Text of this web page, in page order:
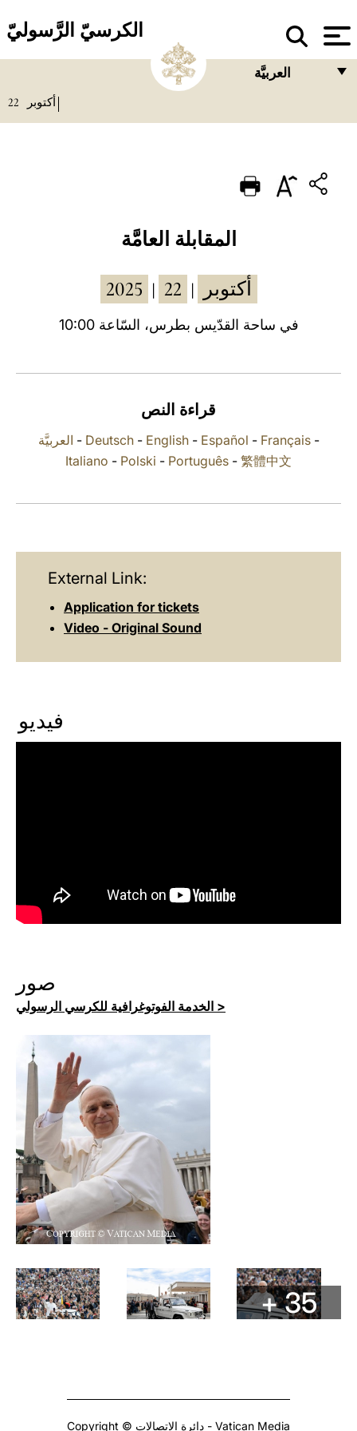
الكرسيّ الرَّسوليّ
العربيَّة
PORTUGUÊS
العربيّة
أكتوبر 22
المقابلة العامَّة
2025 أكتوبر 22
في ساحة القدّيس بطرس، السّاعة 10:00
قراءة النص
العربيَّة - Deutsch- English- Español - Français-
Italiano - Polski - Português - 繁體中文
External Link:
Application for tickets
Video - Original Sound
فيديو
صور
الخدمة الفوتوغرافية للكرسي الرسولي >
+ 35
Copyright © دائرة الاتصالات - Vatican Media